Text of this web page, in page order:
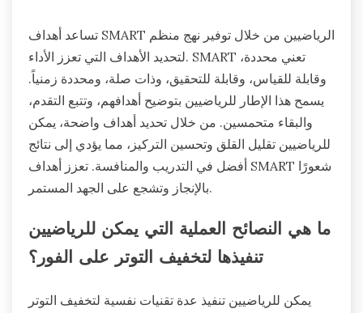
تساعد أهداف SMART الرياضيين من خلال توفير نهج منظم
لتحديد الأهداف التي تعزز الأداء. SMART تعني محددة،
وقابلة للقياس، وقابلة للتحقيق، وذات صلة، ومحددة زمنياً.
يسمح هذا الإطار للرياضيين بتوضيح أهدافهم، وتتبع التقدم،
والبقاء متحمسين. من خلال تحديد أهداف واضحة، يمكن
للرياضيين تقليل القلق وتحسين التركيز، مما يؤدي إلى نتائج
أفضل في التدريب والمنافسة. تعزز أهداف SMART شعورًا
بالإنجاز وتشجع على الجهد المستمر.
ما هي النصائح العملية التي يمكن للرياضيين
تنفيذها لتخفيف التوتر على الفور؟
يمكن للرياضيين تنفيذ عدة تقنيات نفسية لتخفيف التوتر